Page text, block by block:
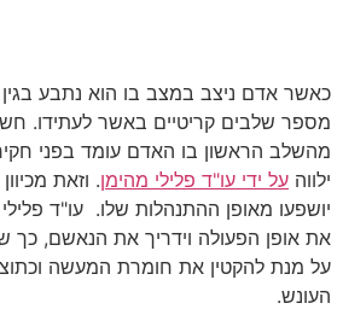
כאשר אדם ניצב במצב בו הוא נתבע בגין
מספר שלבים קריטיים באשר לעתידו.
מהשלב הראשון בו האדם עומד בפני
ילווה על ידי עו"ד פלילי מהימן. וזאת
יושפעו מאופן ההתנהלות שלו. עו"ד
את אופן הפעולה וידריך את הנאשם, כך
על מנת להקטין את חומרת המעשה
העונש.